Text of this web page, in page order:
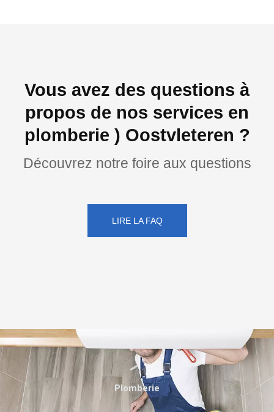
Vous avez des questions à
propos de nos services en
plomberie ) Oostvleteren ?
Découvrez notre foire aux questions
LIRE LA FAQ
Plomberie